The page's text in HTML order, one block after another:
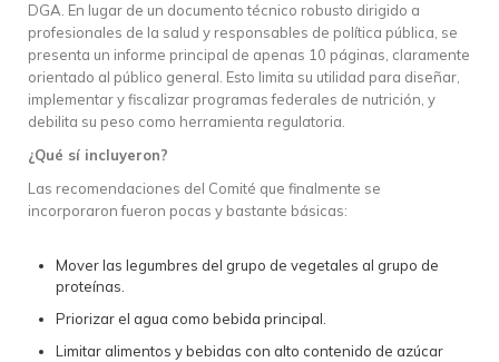
DGA. En lugar de un documento técnico robusto dirigido a
profesionales de la salud y responsables de política pública, se
presenta un informe principal de apenas 10 páginas, claramente
orientado al público general. Esto limita su utilidad para diseñar,
implementar y fiscalizar programas federales de nutrición, y
debilita su peso como herramienta regulatoria.
¿Qué sí incluyeron?
Las recomendaciones del Comité que finalmente se
incorporaron fueron pocas y bastante básicas:
Mover las legumbres del grupo de vegetales al grupo de
proteínas.
Priorizar el agua como bebida principal.
Limitar alimentos y bebidas con alto contenido de azúcar